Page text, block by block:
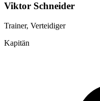
Viktor Schneider
Trainer, Verteidiger
Kapitän